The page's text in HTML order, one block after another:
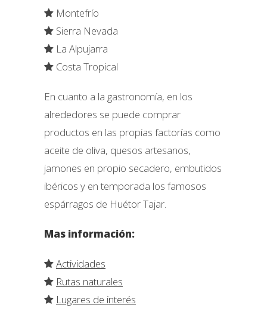
Montefrío
Sierra Nevada
La Alpujarra
Costa Tropical
En cuanto a la gastronomía, en los
alrededores se puede comprar
productos en las propias factorías como
aceite de oliva, quesos artesanos,
jamones en propio secadero, embutidos
ibéricos y en temporada los famosos
espárragos de Huétor Tajar.
Mas información:
Actividades
Rutas naturales
Lugares de interés